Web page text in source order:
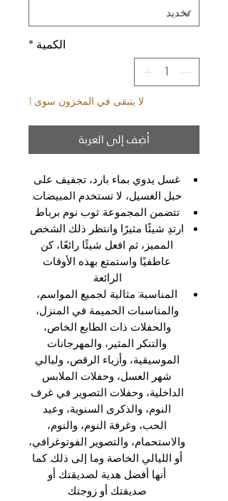
الكمية *
لا يتبقى في المخزون سوى 1
أضِف إلى العربة
غسل يدوي بماء بارد، تجفيف على
حبل الغسيل، لا تستخدم المبيضات.
تتضمن المجموعة: ثوب نوم برباط
ارتدِ شيئًا مثيرًا وانتظر ذلك الشخص
المميز، ثم افعل شيئًا رائعًا، كن
عاطفيًا واستمتع بهذه الأوقات
الرائعة.
المناسبة: مثالية لجميع المواسم،
والمناسبات الحميمة في المنزل،
والحفلات ذات الطابع الخاص،
والتنكر المثير، والمهرجانات
الموسيقية، وأزياء الرقص، وليالي
شهر العسل، وحفلات الملابس
الداخلية، وحفلات التصوير في غرف
النوم، والذكرى السنوية، وعيد
الحب، وغرفة النوم، والنوم،
والاستحمام، والتصوير الفوتوغرافي،
أو الليالي الخاصة وما إلى ذلك. كما
أنها أفضل هدية لصديقتك أو
صديقتك أو زوجتك.